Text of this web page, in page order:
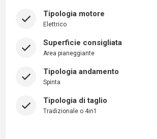
Tipologia motore
Elettrico
Superficie consigliata
Area pianeggiante
Tipologia andamento
Spinta
Tipologia di taglio
Tradizionale o 4in1